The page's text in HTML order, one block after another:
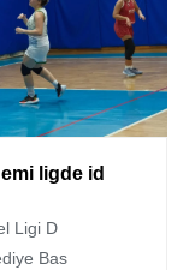
ligde id
Ligi D
Bas